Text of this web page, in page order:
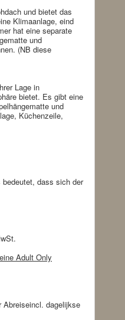
und bietet das
Klimaanlage, eind
hat eine separate
und
(NB diese
Lage in
bietet. Es gibt eine
und
Küchenzeile,
dass sich der
Adult Only
Abreiseincl. dagelijkse